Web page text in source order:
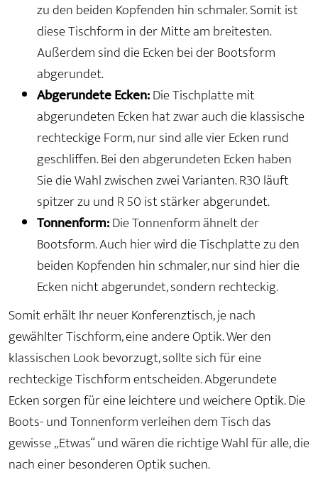
zu den beiden Kopfenden hin schmaler. Somit ist
diese Tischform in der Mitte am breitesten.
Außerdem sind die Ecken bei der Bootsform
abgerundet.
Abgerundete Ecken:Die Tischplatte mit
abgerundeten Ecken hat zwar auch die klassische
rechteckige Form, nur sind alle vier Ecken rund
geschliffen. Bei den abgerundeten Ecken haben
Sie die Wahl zwischen zwei Varianten. R30 läuft
spitzer zu und R 50 ist stärker abgerundet.
Tonnenform:Die Tonnenform ähnelt der
Bootsform. Auch hier wird die Tischplatte zu den
beiden Kopfenden hin schmaler, nur sind hier die
Ecken nicht abgerundet, sondern rechteckig.
Somit erhält Ihr neuer Konferenztisch, je nach
gewählter Tischform, eine andere Optik. Wer den
klassischen Look bevorzugt, sollte sich für eine
rechteckige Tischform entscheiden. Abgerundete
Ecken sorgen für eine leichtere und weichere Optik. Die
Boots- und Tonnenform verleihen dem Tisch das
gewisse „Etwas“ und wären die richtige Wahl für alle, die
nach einer besonderen Optik suchen.